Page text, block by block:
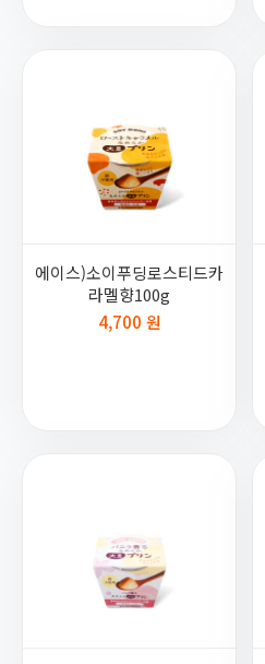
에이스)소이푸딩로스티드카
라멜향100g
4,700 원